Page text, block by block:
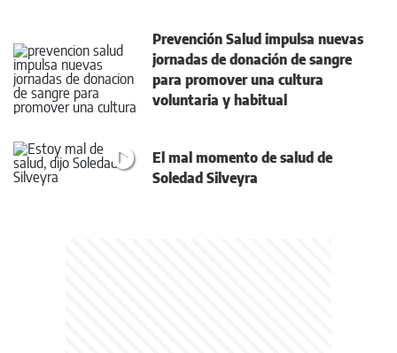
Prevención Salud impulsa nuevas
jornadas de donación de sangre
para promover una cultura
voluntaria y habitual
El mal momento de salud de
Soledad Silveyra